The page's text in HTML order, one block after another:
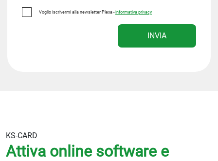
Voglio iscrivermi alla newsletter Plexa -informativa privacy
INVIA
KS-CARD
Attiva online software e